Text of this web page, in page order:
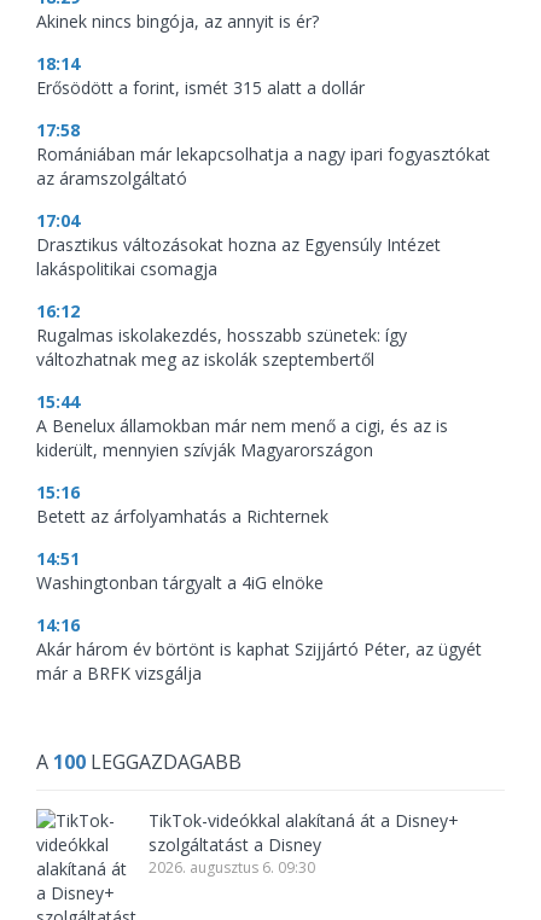
Akinek nincs bingója, az annyit is ér?
18:14
Erősödött a forint, ismét 315 alatt a dollár
17:58
Romániában már lekapcsolhatja a nagy ipari fogyasztókat
az áramszolgáltató
17:04
Drasztikus változásokat hozna az Egyensúly Intézet
lakáspolitikai csomagja
16:12
Rugalmas iskolakezdés, hosszabb szünetek: így
változhatnak meg az iskolák szeptembertől
15:44
A Benelux államokban már nem menő a cigi, és az is
kiderült, mennyien szívják Magyarországon
15:16
Betett az árfolyamhatás a Richternek
14:51
Washingtonban tárgyalt a 4iG elnöke
14:16
Akár három év börtönt is kaphat Szijjártó Péter, az ügyét
már a BRFK vizsgálja
A 100 LEGGAZDAGABB
TikTok-videókkal alakítaná át a Disney+
szolgáltatást a Disney
2026. augusztus 6. 09:30